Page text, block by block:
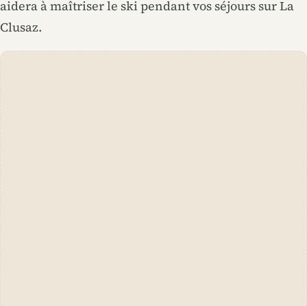
aidera à maîtriser le ski pendant vos séjours sur La
Clusaz.